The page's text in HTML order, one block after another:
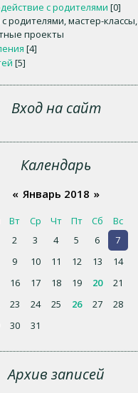
с родителями [0]
родителями, мастер-классы,
проекты
[4]
[5]
Вход на сайт
Календарь
« Январь 2018 »
Вт Ср Чт Пт Сб
Вс
2 3 4 5 6
7
9 10 11 12 13
14
16 17 18 19 20
21
23 24 25 26 27
28
30 31
Архив записей